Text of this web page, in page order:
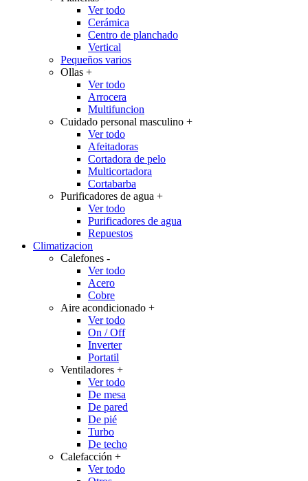
Ver todo
Cerámica
Centro de planchado
Vertical
Pequeños varios
Ollas +
Ver todo
Arrocera
Multifuncion
Cuidado personal masculino +
Ver todo
Afeitadoras
Cortadora de pelo
Multicortadora
Cortabarba
Purificadores de agua +
Ver todo
Purificadores de agua
Repuestos
Climatizacion
Calefones -
Ver todo
Acero
Cobre
Aire acondicionado +
Ver todo
On / Off
Inverter
Portatil
Ventiladores +
Ver todo
De mesa
De pared
De pié
Turbo
De techo
Calefacción +
Ver todo